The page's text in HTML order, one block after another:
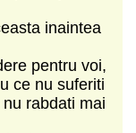
inaintea
pentru voi,
ce nu suferiti
rabdati mai